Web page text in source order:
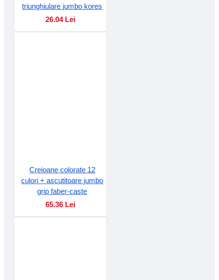
triunghiulare jumbo kores
26.04 Lei
Creioane colorate 12
culori + ascutitoare jumbo
grip faber-caste
65.36 Lei